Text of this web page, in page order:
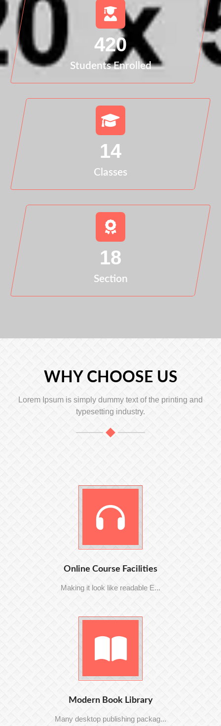
420
Students Enrolled
14
Classes
18
Section
WHY CHOOSE US
Lorem Ipsum is simply dummy text of the printing and
typesetting industry.
Online Course Facilities
Making it look like readable E...
Modern Book Library
Many desktop publishing packag...